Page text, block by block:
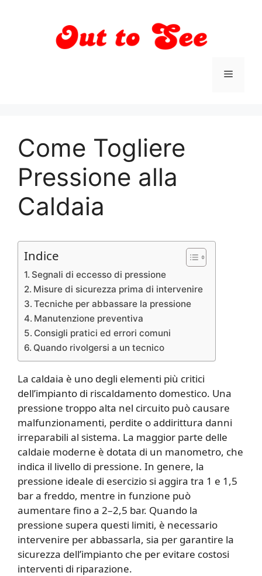
Menu
Come Togliere
Pressione alla
Caldaia
Indice
Segnali di eccesso di pressione
Misure di sicurezza prima di intervenire
Tecniche per abbassare la pressione
Manutenzione preventiva
Consigli pratici ed errori comuni
Quando rivolgersi a un tecnico
La caldaia è uno degli elementi più critici
dell’impianto di riscaldamento domestico. Una
pressione troppo alta nel circuito può causare
malfunzionamenti, perdite o addirittura danni
irreparabili al sistema. La maggior parte delle
caldaie moderne è dotata di un manometro, che
indica il livello di pressione. In genere, la
pressione ideale di esercizio si aggira tra 1 e 1,5
bar a freddo, mentre in funzione può
aumentare fino a 2–2,5 bar. Quando la
pressione supera questi limiti, è necessario
intervenire per abbassarla, sia per garantire la
sicurezza dell’impianto che per evitare costosi
interventi di riparazione.